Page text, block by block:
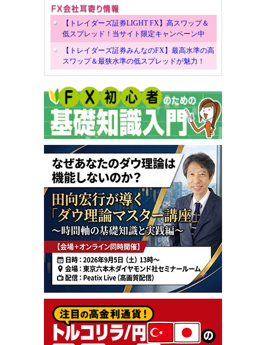
【トレイダーズ証券LIGHT FX】高スワップ＆
低スプレッド！当サイト限定キャンペーン中
【トレイダーズ証券みんなのFX】最高水準の高
スワップ＆最狭水準の低スプレッドが魅力！